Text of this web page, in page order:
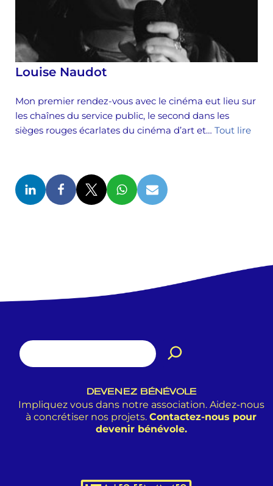
Louise Naudot
Mon premier rendez-vous avec le cinéma eut lieu sur
les chaînes du service public, le second dans les
sièges rouges écarlates du cinéma d’art et… Tout lire
DEVENEZ BÉNÉVOLE
Impliquez vous dans notre association. Aidez-nous
à concrétiser nos projets. Contactez-nous pour
devenir bénévole.